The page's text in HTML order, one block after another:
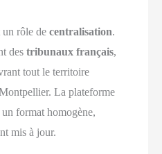
un rôle decentralisation.
destribunaux français,
tout le territoire
La plateforme
un format homogène,
mis à jour.